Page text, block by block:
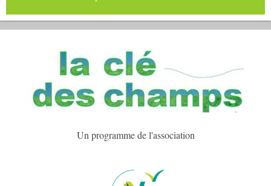
Un programme de l'association